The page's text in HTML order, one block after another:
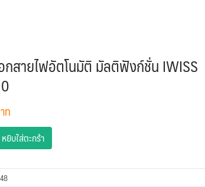
กสายไฟอัตโนมัติ มัลติฟังก์ชั่น IWISS
หยิบใส่ตะกร้า